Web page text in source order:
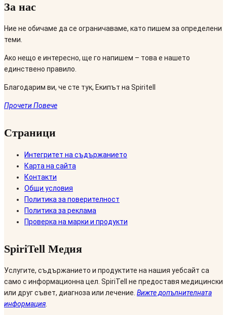
За нас
Ние не обичаме да се ограничаваме, като пишем за определени
теми.
Ако нещо е интересно, ще го напишем – това е нашето
единствено правило.
Благодарим ви, че сте тук, Екипът на Spiritell
Прочети Повече
Страници
Интегритет на съдържанието
Карта на сайта
Контакти
Общи условия
Политика за поверителност
Политика за реклама
Проверка на марки и продукти
SpiriTell Медия
Услугите, съдържанието и продуктите на нашия уебсайт са
само с информационна цел. SpiriTell не предоставя медицински
или друг съвет, диагноза или лечение. Вижте допълнителната
информация